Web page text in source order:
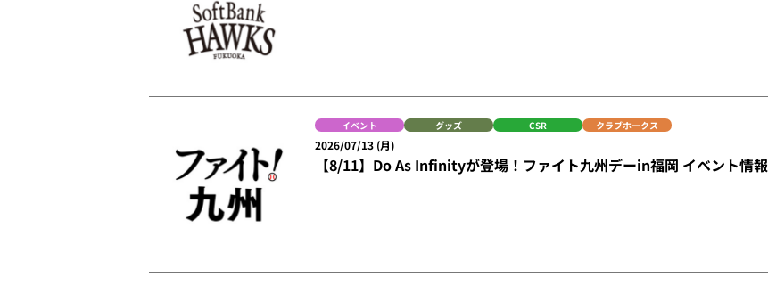
イベント グッズ CSR クラブホークス
2026/07/13 (月)
【8/11】Do As Infinityが登場！ファイト九州デーin福岡 イベント情報